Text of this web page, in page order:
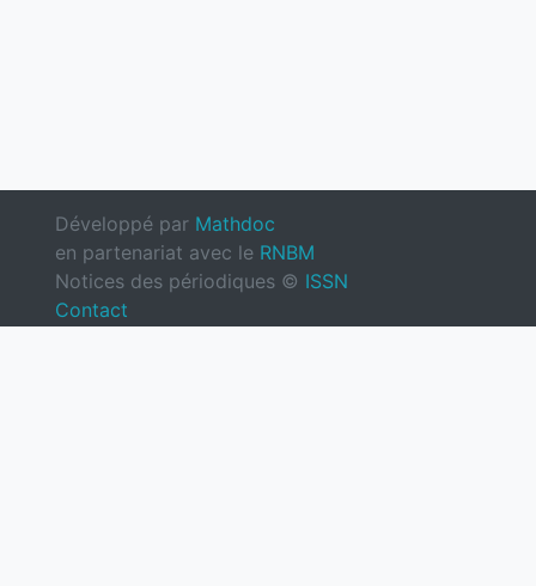
Développé par Mathdoc
en partenariat avec le RNBM
Notices des périodiques © ISSN
Contact